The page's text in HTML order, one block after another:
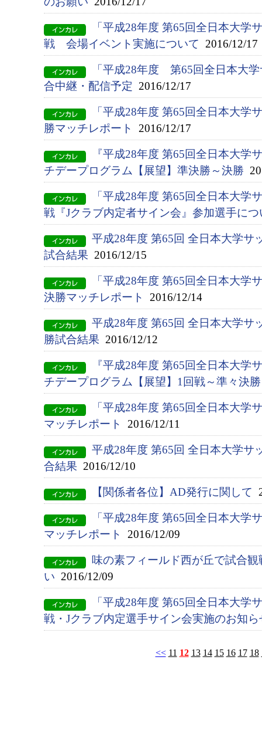
「平成28年度 第65回全日本大学
戦 会場イベント実施について 2016/12/17
「平成28年度 第65回全日本大
合中継・配信予定 2016/12/17
「平成28年度 第65回全日本大学
勝マッチレポート
2016/12/17
『平成28年度 第65回全日本大学
チデープログラム【展望】準決勝～決勝
「平成28年度 第65回全日本大学
戦『Jクラブ内定者サイン会』参加選手につ
平成28年度 第65回 全日本大学
試合結果 2016/12/15
「平成28年度 第65回全日本大学
決勝マッチレポート
2016/12/14
平成28年度 第65回 全日本大学
勝試合結果 2016/12/12
『平成28年度 第65回全日本大学
チデープログラム【展望】1回戦～準々決勝
「平成28年度 第65回全日本大学
マッチレポート
2016/12/11
平成28年度 第65回 全日本大学
合結果 2016/12/10
【関係者各位】AD発行に関して
「平成28年度 第65回全日本大学
マッチレポート
2016/12/09
味の素フィールド西が丘で試合
い 2016/12/09
「平成28年度 第65回全日本大学
戦・Jクラブ内定選手サイン会実施のお知ら
<< 11 12 13 14 15 16 17 18